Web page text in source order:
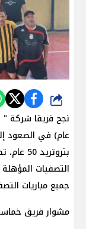
شارك
عام) في الصعود
جميع مباريات
مشوار فريق خماسي بتروتريد